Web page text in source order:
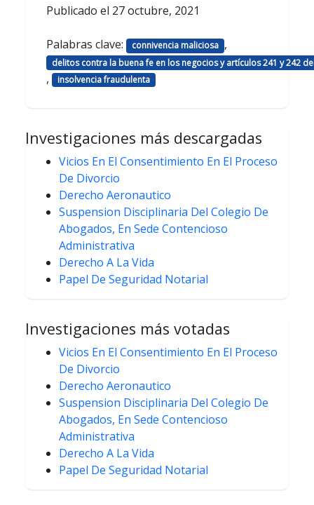
Publicado el 27 octubre, 2021
Palabras clave: connivencia maliciosa ,
delitos contra la buena fe en los negocios y artículos 241 y 242
, insolvencia fraudulenta
Investigaciones más descargadas
Vicios En El Consentimiento En El Proceso
De Divorcio
Derecho Aeronautico
Suspension Disciplinaria Del Colegio De
Abogados, En Sede Contencioso
Administrativa
Derecho A La Vida
Papel De Seguridad Notarial
Investigaciones más votadas
Vicios En El Consentimiento En El Proceso
De Divorcio
Derecho Aeronautico
Suspension Disciplinaria Del Colegio De
Abogados, En Sede Contencioso
Administrativa
Derecho A La Vida
Papel De Seguridad Notarial